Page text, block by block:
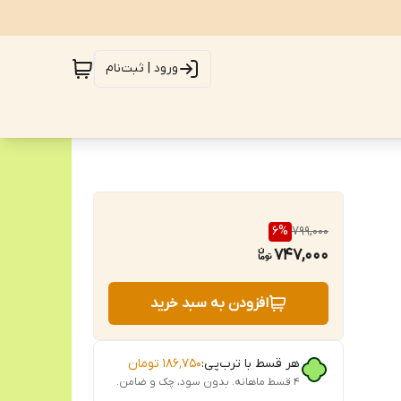
ورود | ثبت‌نام
799,000
6%
747,000
افزودن به سبد خرید
هر قسط با ترب‌پی:۱۸۶٬۷۵۰ تومان
۴ قسط ماهانه. بدون سود، چک و ضامن.